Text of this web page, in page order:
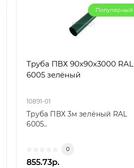
Популярный
Труба ПВХ 90х90х3000 RAL
6005 зелёный
10891-01
Труба ПВХ 3м зелёный RAL
6005..
0
855.73р.